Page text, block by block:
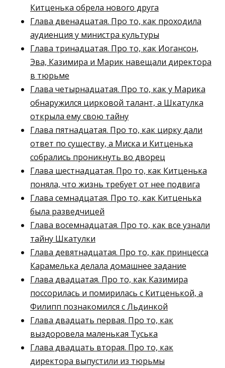
Китценька обрела нового друга
Глава двенадцатая. Про то, как проходила
аудиенция у министра культуры
Глава тринадцатая. Про то, как Иогансон,
Эва, Казимира и Марик навещали директора
в тюрьме
Глава четырнадцатая. Про то, как у Марика
обнаружился цирковой талант, а Шкатулка
открыла ему свою тайну
Глава пятнадцатая. Про то, как цирку дали
ответ по существу, а Миска и Китценька
собрались проникнуть во дворец
Глава шестнадцатая. Про то, как Китценька
поняла, что жизнь требует от нее подвига
Глава семнадцатая. Про то, как Китценька
была разведчицей
Глава восемнадцатая. Про то, как все узнали
тайну Шкатулки
Глава девятнадцатая. Про то, как принцесса
Карамелька делала домашнее задание
Глава двадцатая. Про то, как Казимира
поссорилась и помирилась с Китценькой, а
Филипп познакомился с Льдинкой
Глава двадцать первая. Про то, как
выздоровела маленькая Туська
Глава двадцать вторая. Про то, как
директора выпустили из тюрьмы